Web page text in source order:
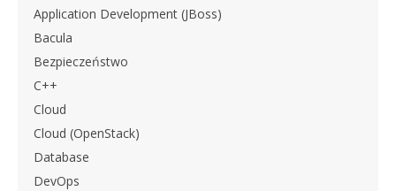
Application Development (JBoss)
Bacula
Bezpieczeństwo
C++
Cloud
Cloud (OpenStack)
Database
DevOps